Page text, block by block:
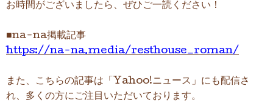
お時間がございましたら、ぜひご一読ください！
■na-na掲載記事
https://na-na.media/resthouse_roman/
また、こちらの記事は「Yahoo!ニュース」にも配信さ
れ、多くの方にご注目いただいております。